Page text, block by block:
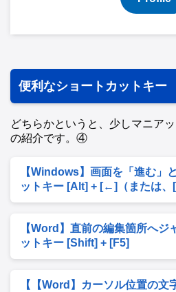
便利なショートカットキ
どちらかというと、少しマニア
の紹介です。④
【Windows】画面を「進む」
ットキー [Alt] + [←]（または、
【Word】直前の編集箇所へジ
ットキー [Shift] + [F5]
【【Word】カーソル位置の文